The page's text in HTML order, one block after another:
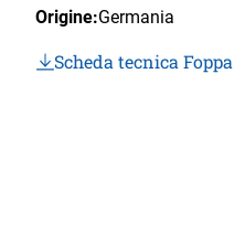
Origine:Germania
Scheda tecnica Foppa